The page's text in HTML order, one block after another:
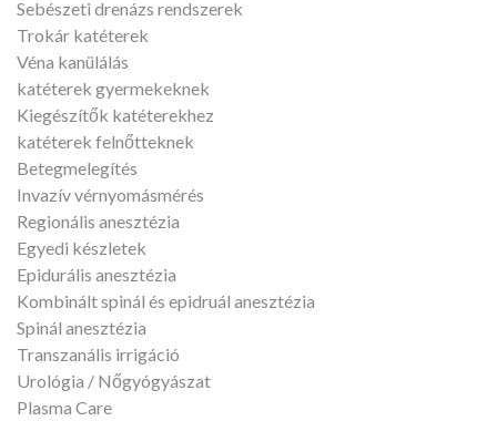
Sebészeti drenázs rendszerek
Trokár katéterek
Véna kanülálás
katéterek gyermekeknek
Kiegészítők katéterekhez
katéterek felnőtteknek
Betegmelegítés
Invazív vérnyomásmérés
Regionális anesztézia
Egyedi készletek
Epidurális anesztézia
Kombinált spinál és epidruál anesztézia
Spinál anesztézia
Transzanális irrigáció
Urológia / Nőgyógyászat
Plasma Care